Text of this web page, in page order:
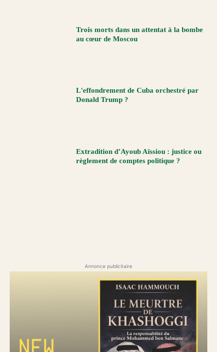
Trois morts dans un attentat à la bombe
au cœur de Moscou
L'effondrement de Cuba orchestré par
Donald Trump ?
Extradition d’Ayoub Aïssiou : justice ou
règlement de comptes politique ?
Annonce publicitaire